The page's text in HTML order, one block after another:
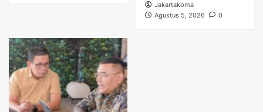
Jakartakoma
Agustus 5, 2026
0